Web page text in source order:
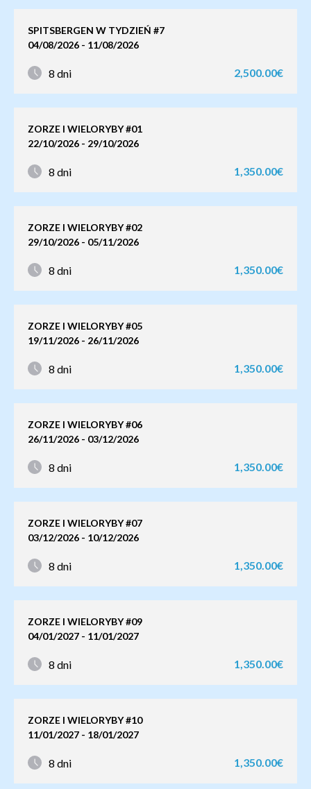
SPITSBERGEN W TYDZIEŃ #7
04/08/2026 - 11/08/2026
8 dni 2,500.00€
ZORZE I WIELORYBY #01
22/10/2026 - 29/10/2026
8 dni 1,350.00€
ZORZE I WIELORYBY #02
29/10/2026 - 05/11/2026
8 dni 1,350.00€
ZORZE I WIELORYBY #05
19/11/2026 - 26/11/2026
8 dni 1,350.00€
ZORZE I WIELORYBY #06
26/11/2026 - 03/12/2026
8 dni 1,350.00€
ZORZE I WIELORYBY #07
03/12/2026 - 10/12/2026
8 dni 1,350.00€
ZORZE I WIELORYBY #09
04/01/2027 - 11/01/2027
8 dni 1,350.00€
ZORZE I WIELORYBY #10
11/01/2027 - 18/01/2027
8 dni 1,350.00€